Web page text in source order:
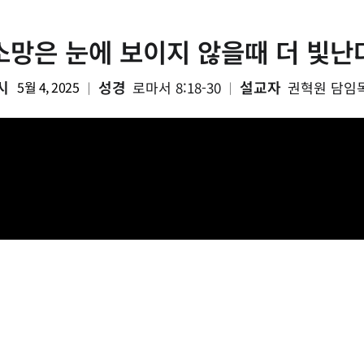
망은 눈에 보이지 않을때 더 빛난
5월 4, 2025 | 성경 로마서 8:18-30 | 설교자 권혁원 담임